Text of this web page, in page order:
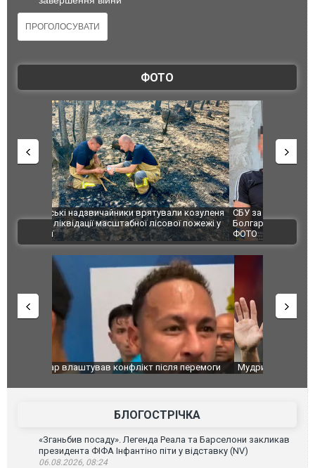
ФОТО
пожежі у
СБУ за сприяння Нацполіції та правоохоронців
Болгарії затримала міжнародного наркобарона.
ФОТО
Росіяни
одна
ВІДЕО
Мудрик провів перший матч за "Челсі" після
під час
Франції
БЛОГОСТРІЧКА
«Зганьбив посаду». Легенда Реала та Барселони закликав
президента ФІФА Інфантіно піти у відставку (NV)
06.08.2026, 08:24